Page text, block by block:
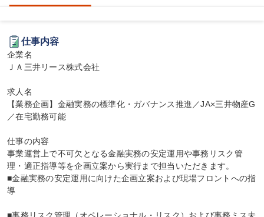
仕事内容
企業名
ＪＡ三井リース株式会社
求人名
【業務企画】金融実務の標準化・ガバナンス推進／JA×三井物産G
／在宅勤務可能
仕事の内容
事業運営上で不可欠となる金融実務の安定運用や事務リスク管
理・適正指導等を企画立案から実行まで担当いただきます。
■金融実務の安定運用に向けた企画立案および現場フロントへの指
導